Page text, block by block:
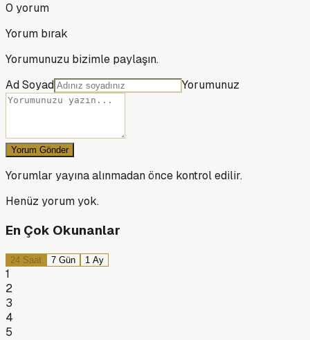
0 yorum
Yorum bırak
Yorumunuzu bizimle paylaşın.
Ad Soyad
Yorumunuz
Yorum Gönder
Yorumlar yayına alınmadan önce kontrol edilir.
Henüz yorum yok.
En Çok Okunanlar
24 Saat 7 Gün 1 Ay
1
2
3
4
5